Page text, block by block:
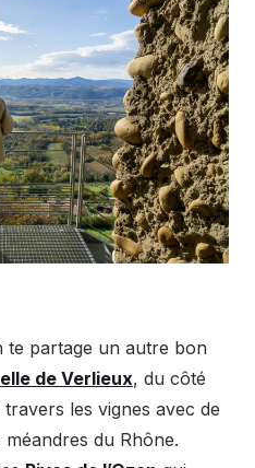
te partage un autre bon
de Verlieux, du côté
les vignes avec de
du Rhône.